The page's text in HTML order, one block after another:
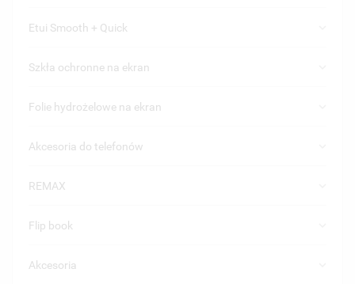
Etui Smooth + Quick
Szkła ochronne na ekran
Folie hydrożelowe na ekran
Akcesoria do telefonów
REMAX
Flip book
Akcesoria